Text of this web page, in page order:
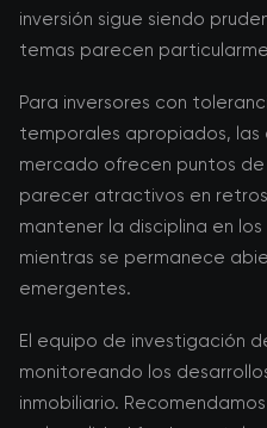
inversión sigue siendo
temas parecen
Para inversores con
temporales apropiados,
mercado ofrecen puntos
parecer atractivos en
mantener la disciplina en
mientras se permanece
emergentes.
El equipo de investigación
monitoreando los
inmobiliario.